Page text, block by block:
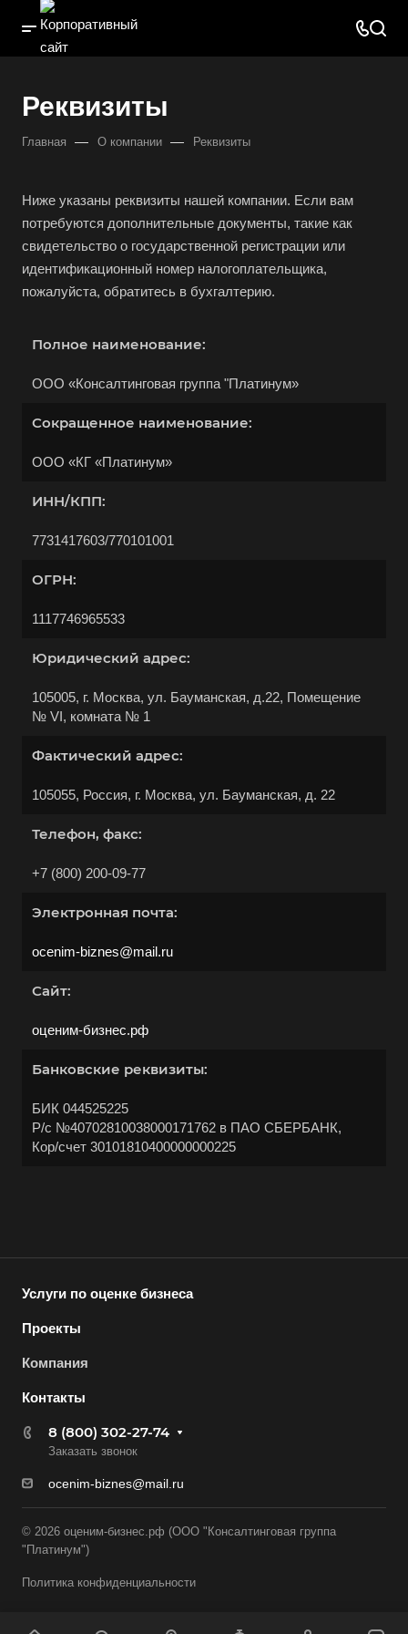
Реквизиты
Главная — О компании — Реквизиты
Ниже указаны реквизиты нашей компании. Если вам
потребуются дополнительные документы, такие как
свидетельство о государственной регистрации или
идентификационный номер налогоплательщика,
пожалуйста, обратитесь в бухгалтерию.
Полное наименование:
ООО «Консалтинговая группа "Платинум»
Сокращенное наименование:
ООО «КГ «Платинум»
ИНН/КПП:
7731417603/770101001
ОГРН:
1117746965533
Юридический адрес:
105005, г. Москва, ул. Бауманская, д.22, Помещение
№ VI, комната № 1
Фактический адрес:
105055, Россия, г. Москва, ул. Бауманская, д. 22
Телефон, факс:
+7 (800) 200-09-77
Электронная почта:
ocenim-biznes@mail.ru
Сайт:
оценим-бизнес.рф
Банковские реквизиты:
БИК 044525225
Р/с №40702810038000171762 в ПАО СБЕРБАНК,
Кор/счет 30101810400000000225
Услуги по оценке бизнеса
Проекты
Компания
Контакты
8 (800) 302-27-74
Заказать звонок
ocenim-biznes@mail.ru
© 2026 оценим-бизнес.рф (ООО "Консалтинговая группа
"Платинум")
Политика конфиденциальности
Выберите ваш город
Например:Анжеро-Судженск
Абакан
Абдулино
Аксай
Алушта
Ангарск
Анжеро-Судженск
Арамиль
Арзамас
Астрахань
Ахтубинск
Балабаново
Балаково
Балашов
Барнаул
Батайск